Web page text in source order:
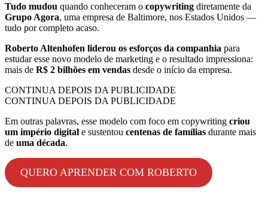
Tudo mudou quando conheceram o copywriting diretamente da
Grupo Agora, uma empresa de Baltimore, nos Estados Unidos —
tudo por completo acaso.
Roberto Altenhofen liderou os esforços da companhia para
estudar esse novo modelo de marketing e o resultado impressiona:
mais de R$ 2 bilhões em vendas desde o início da empresa.
CONTINUA DEPOIS DA PUBLICIDADE
CONTINUA DEPOIS DA PUBLICIDADE
Em outras palavras, esse modelo com foco em copywriting criou
um império digital e sustentou centenas de famílias durante mais
de uma década.
QUERO APRENDER COM ROBERTO